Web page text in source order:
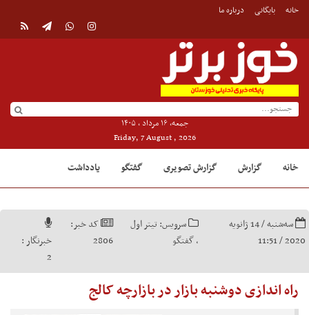
خانه بایگانی درباره ما
جمعه, ۱۶ مرداد , ۱۴۰۵
Friday, 7 August , 2026
خانه گزارش گزارش تصویری گفتگو یادداشت
سه‌شنبه / 14 ژانویه
2020 / 11:51
سرویس: تیتر اول
,گفتگو
کد خبر:
2806
خبرنگار :
2
راه اندازی دوشنبه بازار در بازارچه کالج